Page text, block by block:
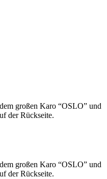
großen Karo “OSLO” und
der Rückseite.
großen Karo “OSLO” und
der Rückseite.